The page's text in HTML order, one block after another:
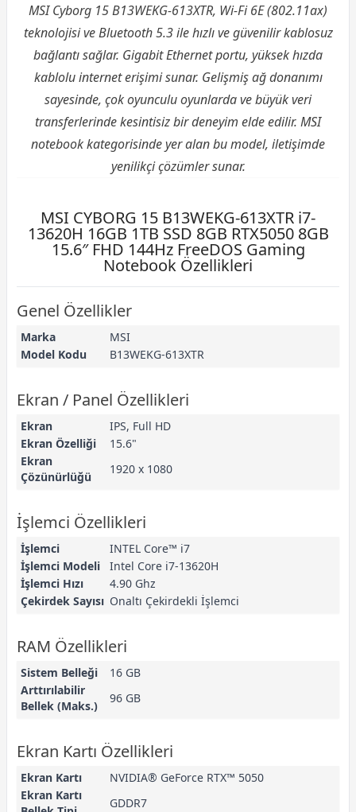
MSI Cyborg 15 B13WEKG-613XTR, Wi-Fi 6E (802.11ax)
teknolojisi ve Bluetooth 5.3 ile hızlı ve güvenilir kablosuz
bağlantı sağlar. Gigabit Ethernet portu, yüksek hızda
kablolu internet erişimi sunar. Gelişmiş ağ donanımı
sayesinde, çok oyunculu oyunlarda ve büyük veri
transferlerinde kesintisiz bir deneyim elde edilir. MSI
notebook kategorisinde yer alan bu model, iletişimde
yenilikçi çözümler sunar.
MSI CYBORG 15 B13WEKG-613XTR i7-
13620H 16GB 1TB SSD 8GB RTX5050 8GB
15.6″ FHD 144Hz FreeDOS Gaming
Notebook Özellikleri
Genel Özellikler
Marka
MSI
Model Kodu
B13WEKG-613XTR
Ekran / Panel Özellikleri
Ekran
IPS, Full HD
Ekran Özelliği
15.6"
Ekran
Çözünürlüğü
1920 x 1080
İşlemci Özellikleri
İşlemci
INTEL Core™ i7
İşlemci Modeli
Intel Core i7-13620H
İşlemci Hızı
4.90 Ghz
Çekirdek Sayısı Onaltı Çekirdekli İşlemci
RAM Özellikleri
Sistem Belleği
16 GB
Arttırılabilir
Bellek (Maks.)
96 GB
Ekran Kartı Özellikleri
Ekran Kartı
NVIDIA® GeForce RTX™ 5050
Ekran Kartı
GDDR7